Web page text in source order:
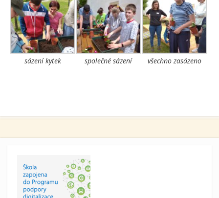
sázení kytek společné sázení všechno zasázeno